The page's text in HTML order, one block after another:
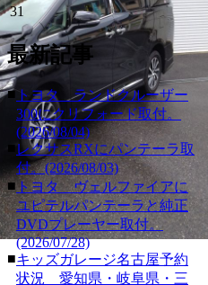
31
最新記事
■ トヨタ ランドクルーザー
300にクリフォード取付。
(2026/08/04)
レクサスRXにパンテーラ取
付。(2026/08/03)
■トヨタ ヴェルファイアに
ユピテルパンテーラと純正
DVDプレーヤー取付。
(2026/07/28)
■キッズガレージ名古屋予約
状況 愛知県・岐阜県・三